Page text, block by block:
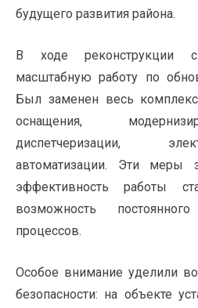
будущего развития района.
В ходе реконструкции
масштабную работу по
Был заменен весь комплекс
оснащения,
диспетчеризации,
автоматизации. Эти меры
эффективность работы
возможность
процессов.
Особое внимание уделили
безопасности: на объекте